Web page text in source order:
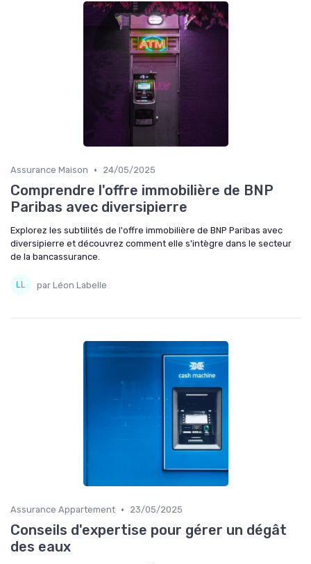
Assurance Maison • 24/05/2025
Comprendre l'offre immobilière de BNP
Paribas avec diversipierre
Explorez les subtilités de l'offre immobilière de BNP Paribas avec
diversipierre et découvrez comment elle s'intègre dans le secteur
de la bancassurance.
par Léon Labelle
Assurance Appartement • 23/05/2025
Conseils d'expertise pour gérer un dégât
des eaux